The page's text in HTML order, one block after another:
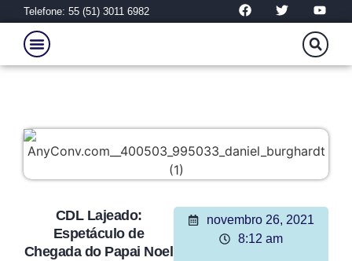
Telefone: 55 (51) 3011 6982
CDL Lajeado:
Espetáculo de
Chegada do Papai Noel
novembro 26, 2021
8:12 am